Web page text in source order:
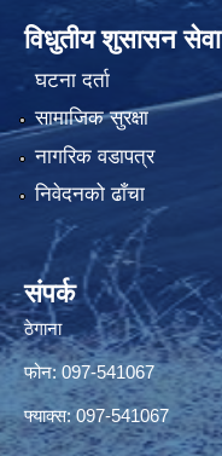
विधुतीय शुसासन सेवा
घटना दर्ता
सामाजिक सुरक्षा
नागरिक वडापत्र
निवेदनको ढाँचा
संपर्क
ठेगाना
फोन: 097-541067
फ्याक्स: 097-541067